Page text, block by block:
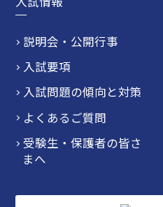
説明会・公開行事
入試要項
入試問題の傾向と対策
よくあるご質問
受験生・保護者の皆さ
まへ